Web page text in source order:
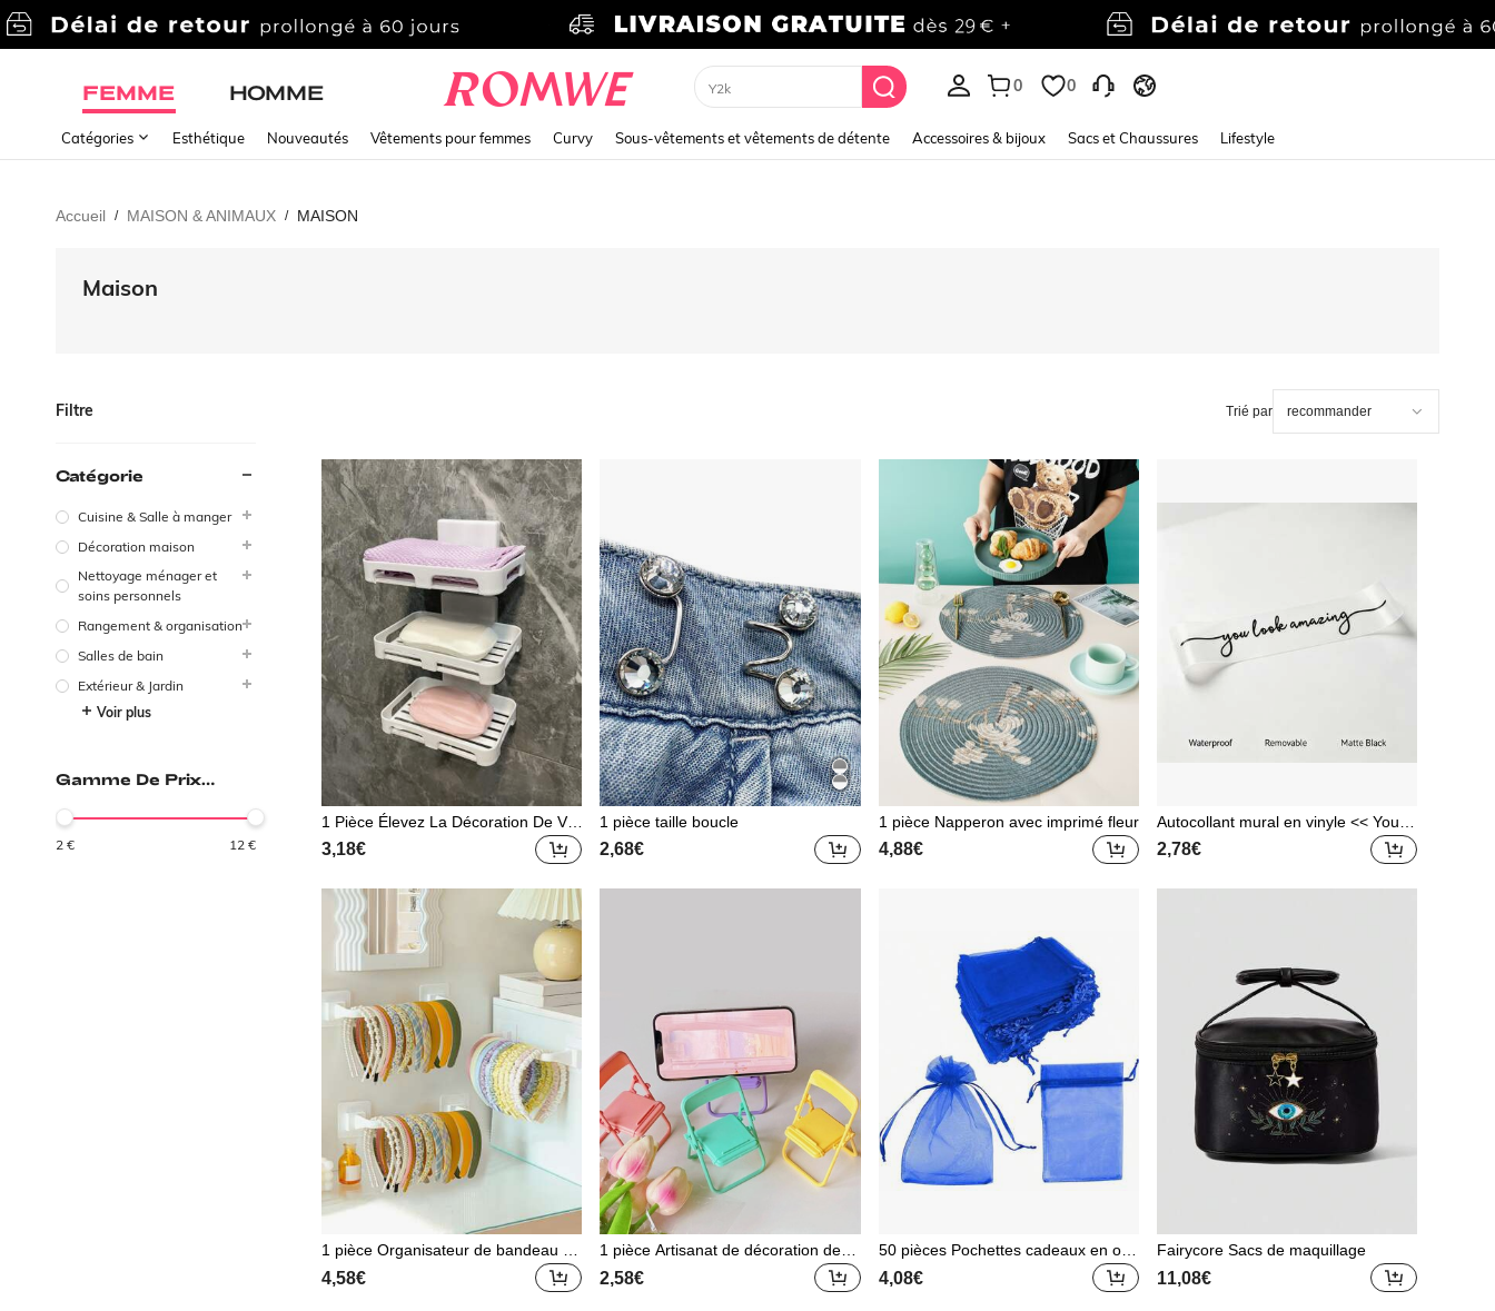
FEMME HOMME Hoodie 0
Catégories Esthétique Nouveautés Vêtements pour femmes Curvy Sous-vêtements et vêtements de détente Accessoires & bijoux Sacs et Chaussures Lifestyle
Accueil / MAISON & ANIMAUX / MAISON
Maison
Filtre
Catégorie
Cuisine & Salle à manger
Décoration maison
Nettoyage ménager et
soins personnels
Rangement & organisation
Salles de bain
Extérieur & Jardin
Voir plus
Gamme De Prix
2 € 12 €
Trié par
1 Pièce Élevez La Décoration De Vot
re Salle De Bain Avec Ce Porte-savo
n Mural, Cadeau Pour La Saint-vale
3,18€
1 pièce taille boucle
2,68€
1 pièce Napperon avec imprimé fleur
4,88€
Autocollant mural en vinyle << You L
ook Amazing », lettrage manuscrit n
oir, décalcomanie murale amovible e
art décoratif
2,78€
1 pièce Organisateur de bandeau ad
hésif, crochet mural, support simple
et unicolore pour ranger les bandea
4,58€
1 pièce Artisanat de décoration de c
haise de couleur aléatoire, support d
e téléphone portable mignon en AB
2,58€
50 pièces Pochettes cadeaux en org
anza, sacs d'emballage de bijoux, sa
cs à cordon de mariage, pochettes d
4,08€
Fairycore Sacs de maquillage
11,08€